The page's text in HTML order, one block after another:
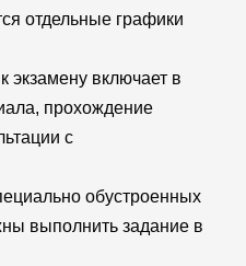
отдельные графики
экзамену включает в
прохождение
с
обустроенных
выполнить задание в